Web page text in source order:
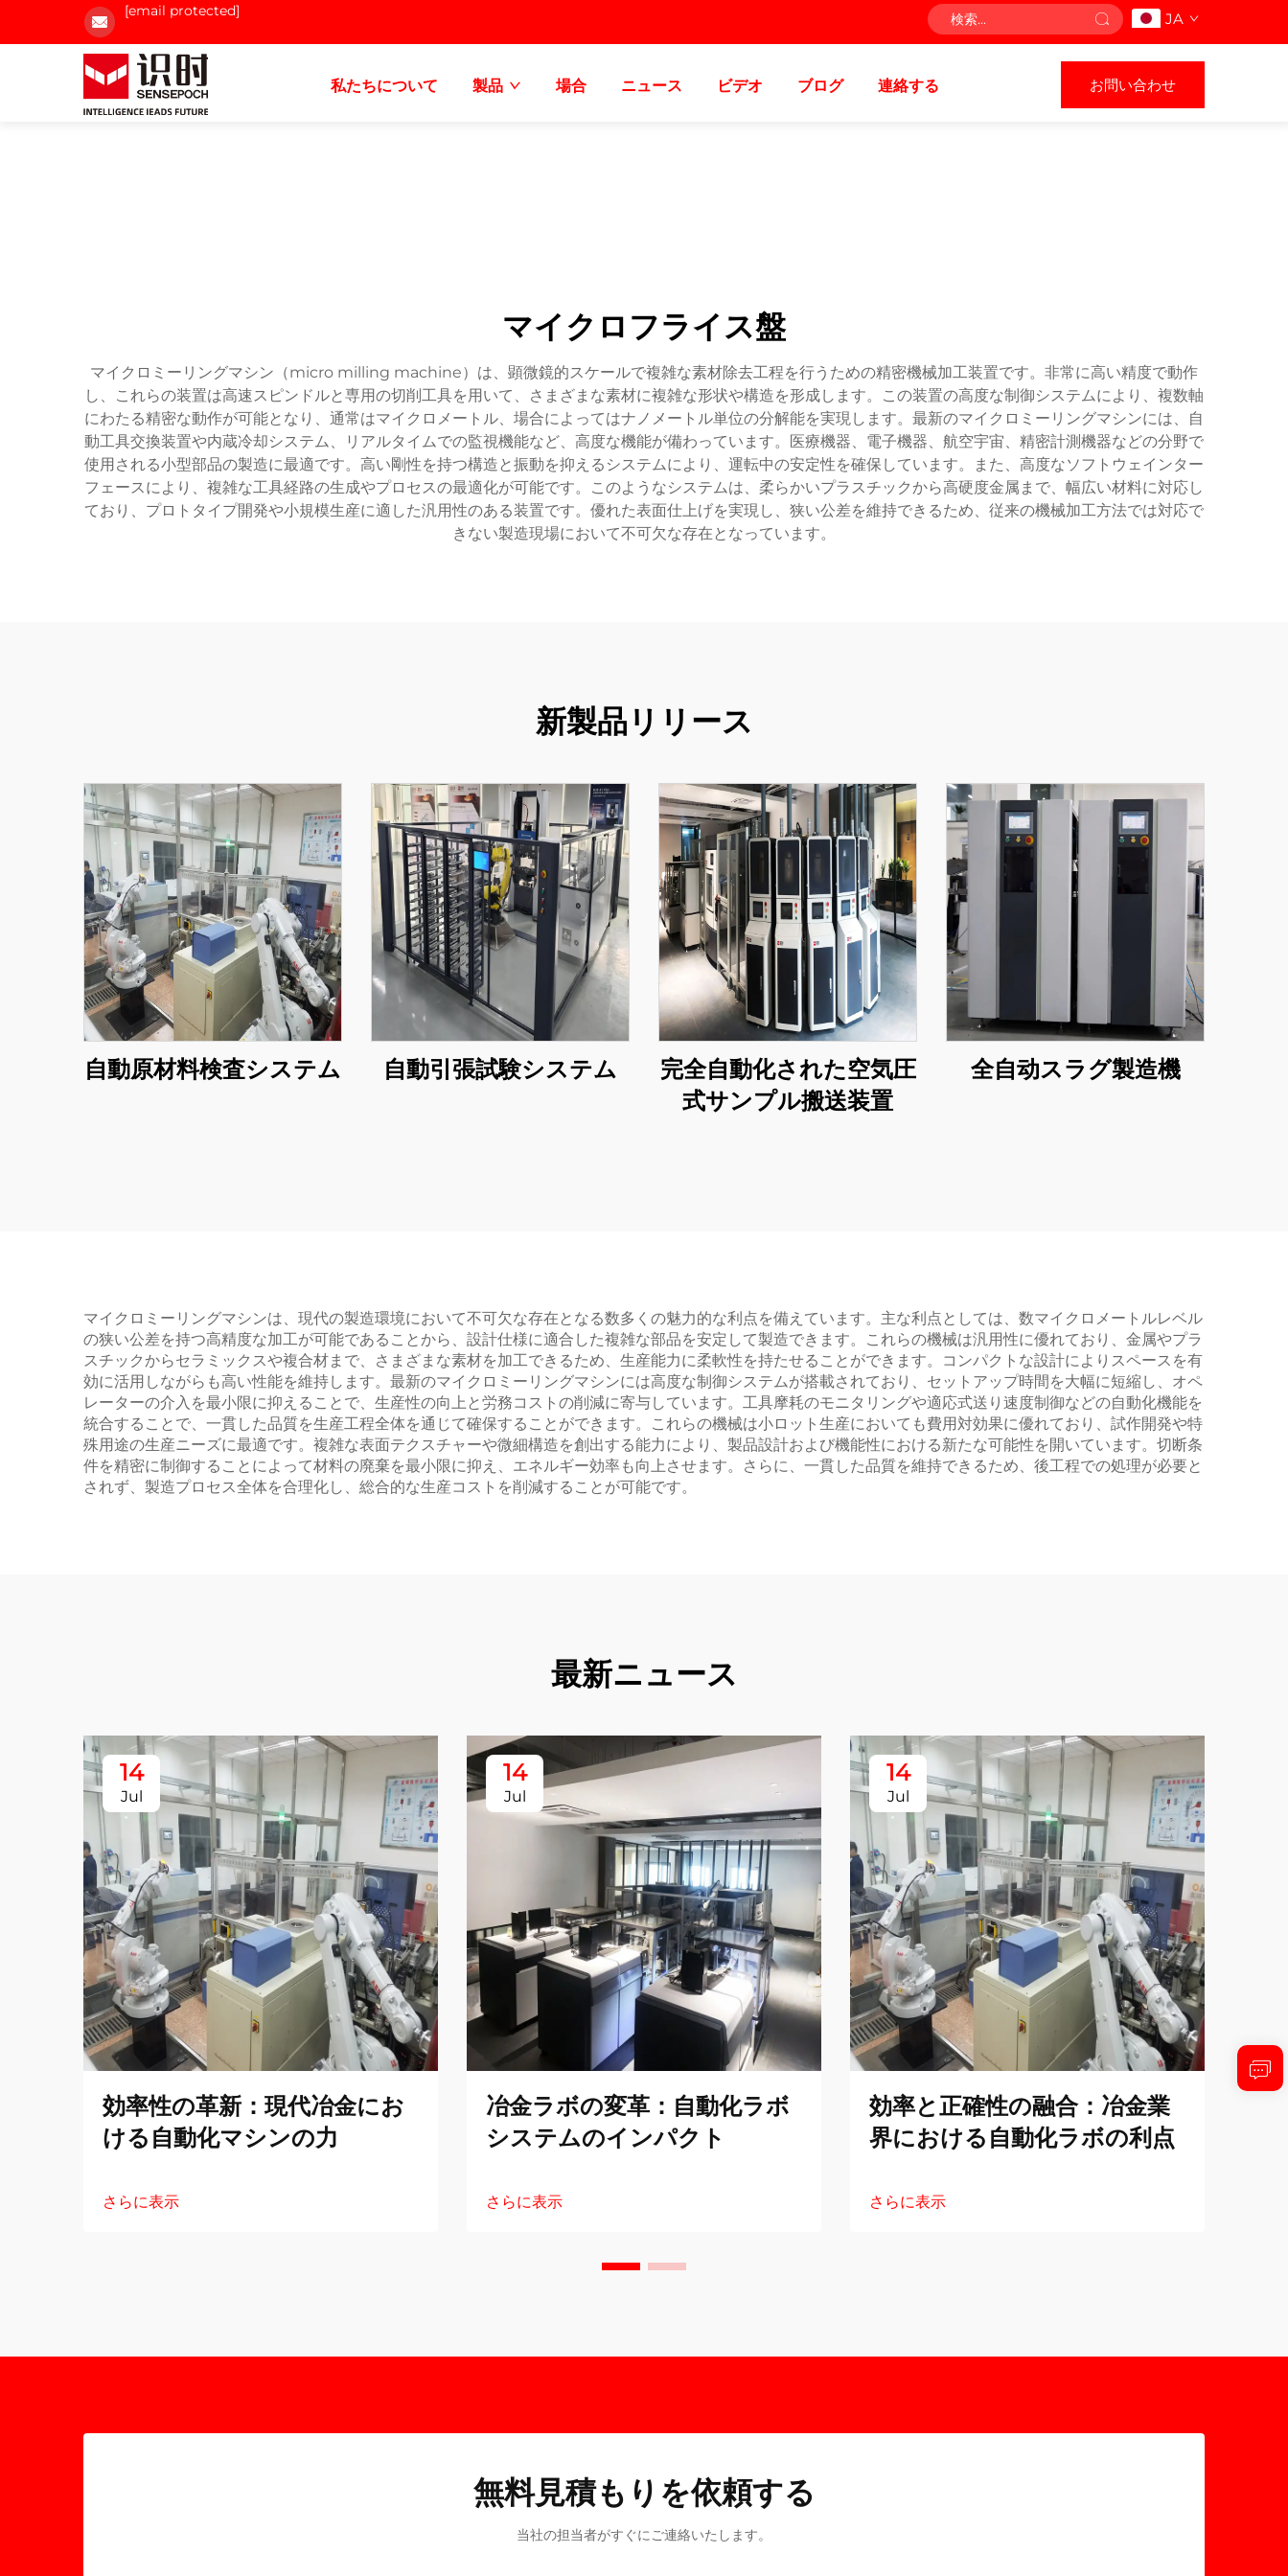
[email protected] JA
私たちについて 製品 場合 ニュース ビデオ ブログ 連絡する お問い合わせ
マイクロフライス盤
マイクロミーリングマシン（micro milling machine）は、顕微鏡的スケールで複雑な素材除去工程を行うための精密機械加工装置です。非常に高い精度で動作
し、これらの装置は高速スピンドルと専用の切削工具を用いて、さまざまな素材に複雑な形状や構造を形成します。この装置の高度な制御システムにより、複数軸
にわたる精密な動作が可能となり、通常はマイクロメートル、場合によってはナノメートル単位の分解能を実現します。最新のマイクロミーリングマシンには、自
動工具交換装置や内蔵冷却システム、リアルタイムでの監視機能など、高度な機能が備わっています。医療機器、電子機器、航空宇宙、精密計測機器などの分野で
使用される小型部品の製造に最適です。高い剛性を持つ構造と振動を抑えるシステムにより、運転中の安定性を確保しています。また、高度なソフトウェインター
フェースにより、複雑な工具経路の生成やプロセスの最適化が可能です。このようなシステムは、柔らかいプラスチックから高硬度金属まで、幅広い材料に対応し
ており、プロトタイプ開発や小規模生産に適した汎用性のある装置です。優れた表面仕上げを実現し、狭い公差を維持できるため、従来の機械加工方法では対応で
きない製造現場において不可欠な存在となっています。
新製品リリース
自動原材料検査システム 自動引張試験システム
完全自動化された空気圧
式サンプル搬送装置
全自动スラグ製造機
マイクロミーリングマシンは、現代の製造環境において不可欠な存在となる数多くの魅力的な利点を備えています。主な利点としては、数マイクロメートルレベル
の狭い公差を持つ高精度な加工が可能であることから、設計仕様に適合した複雑な部品を安定して製造できます。これらの機械は汎用性に優れており、金属やプラ
スチックからセラミックスや複合材まで、さまざまな素材を加工できるため、生産能力に柔軟性を持たせることができます。コンパクトな設計によりスペースを有
効に活用しながらも高い性能を維持します。最新のマイクロミーリングマシンには高度な制御システムが搭載されており、セットアップ時間を大幅に短縮し、オペ
レーターの介入を最小限に抑えることで、生産性の向上と労務コストの削減に寄与しています。工具摩耗のモニタリングや適応式送り速度制御などの自動化機能を
統合することで、一貫した品質を生産工程全体を通じて確保することができます。これらの機械は小ロット生産においても費用対効果に優れており、試作開発や特
殊用途の生産ニーズに最適です。複雑な表面テクスチャーや微細構造を創出する能力により、製品設計および機能性における新たな可能性を開いています。切断条
件を精密に制御することによって材料の廃棄を最小限に抑え、エネルギー効率も向上させます。さらに、一貫した品質を維持できるため、後工程での処理が必要と
されず、製造プロセス全体を合理化し、総合的な生産コストを削減することが可能です。
最新ニュース
14
Jul
効率性の革新：現代冶金にお
ける自動化マシンの力
さらに表示
14
Jul
冶金ラボの変革：自動化ラボ
システムのインパクト
さらに表示
14
Jul
効率と正確性の融合：冶金業
界における自動化ラボの利点
さらに表示
無料見積もりを依頼する
当社の担当者がすぐにご連絡いたします。